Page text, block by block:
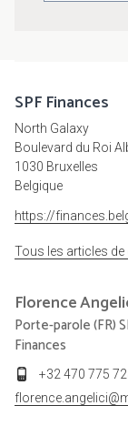
SPF Finances
North Galaxy
Boulevard du Roi
1030 Bruxelles
Belgique
https://
Tous les articles
Florence
Porte-parole (FR)
Finances
+32 470 775